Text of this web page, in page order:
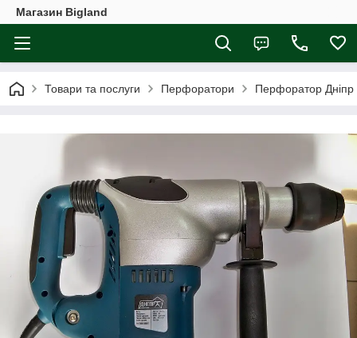
Магазин Bigland
Товари та послуги Перфоратори Перфоратор